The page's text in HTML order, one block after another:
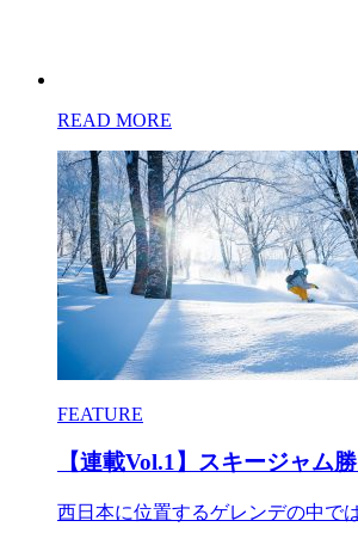
READ MORE
FEATURE
【連載Vol.1】スキージャム
西日本に位置するゲレンデの中で